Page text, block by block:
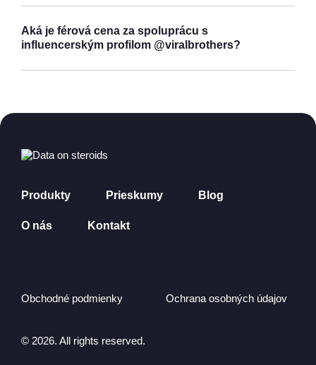
Aká je férová cena za spoluprácu s
influencerským profilom @viralbrothers?
Produkty Prieskumy Blog
O nás Kontakt
© 2026. All rights reserved.
Obchodné podmienky Ochrana osobných údajov